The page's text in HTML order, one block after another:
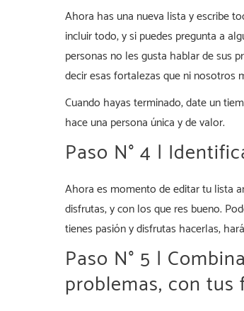
Ahora has una nueva lista y escribe
incluir todo, y si puedes pregunta a
personas no les gusta hablar de sus
decir esas fortalezas que ni nosotros
Cuando hayas terminado, date un
hace una persona única y de valor.
Paso N° 4 |
Ahora es momento de editar tu lista
disfrutas, y con los que res bueno.
tienes pasión y disfrutas hacerlas,
Paso N° 5 |
problemas, con tus